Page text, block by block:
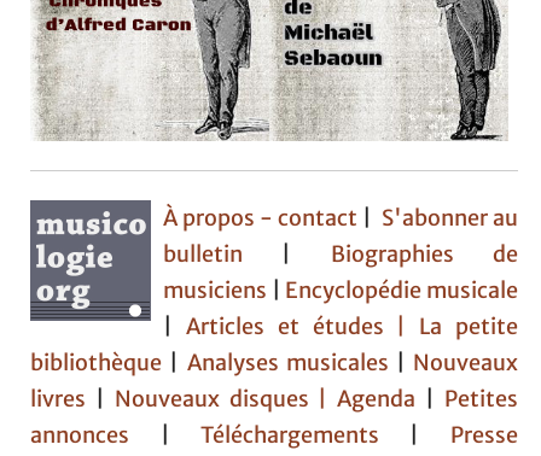
À propos - contact
S'abonner au
bulletin
Biographies de
musiciens
Encyclopédie musicale
|Articles et études | La petite
bibliothèque
Analyses musicales
Nouveaux
livres
Nouveaux disques |Agenda
Petites
annonces
Téléchargements
Presse